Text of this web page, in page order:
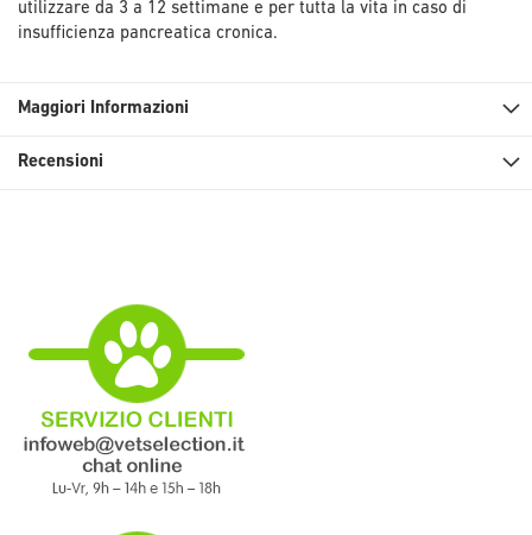
utilizzare da 3 a 12 settimane e per tutta la vita in caso di
insufficienza pancreatica cronica.
Maggiori Informazioni
Recensioni